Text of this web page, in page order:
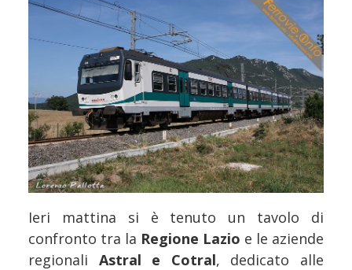
Ieri mattina si è tenuto un tavolo di
confronto tra la Regione Lazio e le aziende
regionali Astral e Cotral, dedicato alle